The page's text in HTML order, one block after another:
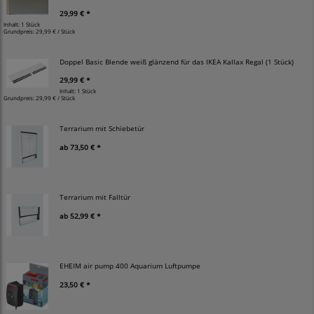
29,99 € *
Inhalt: 1 Stück
Grundpreis: 29,99 € / Stück
Doppel Basic Blende weiß glänzend für das IKEA Kallax Regal (1 Stück)
29,99 € *
Inhalt: 1 Stück
Grundpreis:29,99 € / Stück
Terrarium mit Schiebetür
ab 73,50 € *
Terrarium mit Falltür
ab 52,99 € *
EHEIM air pump 400 Aquarium Luftpumpe
23,50 € *